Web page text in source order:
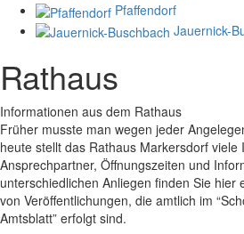
Pfaffendorf
Jauernick-
Rathaus
Informationen aus dem Rathaus
Früher musste man wegen jeder
heute stellt das Rathaus Markersdorf
Ansprechpartner, Öffnungszeiten und
unterschiedlichen Anliegen finden Sie hier
von Veröffentlichungen, die amtlich im
Amtsblatt” erfolgt sind.